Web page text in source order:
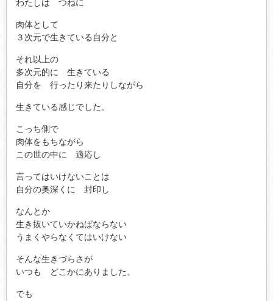
わたしは つねに
肉体として
３次元で生きている自分と
それ以上の
多次元的に 生きている
自分を 行ったり来たりしながら
生きている感じでした。
こっち側で
肉体をもちながら
この世の中に 適応し
言ってはいけないことは
自分の奥深くに 封印し
なんとか
生き抜いていかねばならない
うまくやらなくてはいけない
そんな生きづらさが
いつも どこかにありました。
でも